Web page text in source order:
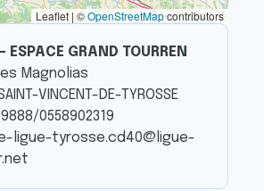
Leaflet | ©OpenStreetMapcontributors
ESPACE GRAND TOURREN
Magnolias
VINCENT-DE-TYROSSE
0558902319
ligue-tyrosse.cd40@ligue-